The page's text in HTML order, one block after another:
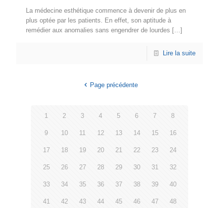
La médecine esthétique commence à devenir de plus en
plus optée par les patients. En effet, son aptitude à
remédier aux anomalies sans engendrer de lourdes […]
Lire la suite
Page précédente
1 2 3 4 5 6 7 8
9 10 11 12 13 14 15 16
17 18 19 20 21 22 23 24
25 26 27 28 29 30 31 32
33 34 35 36 37 38 39 40
41 42 43 44 45 46 47 48